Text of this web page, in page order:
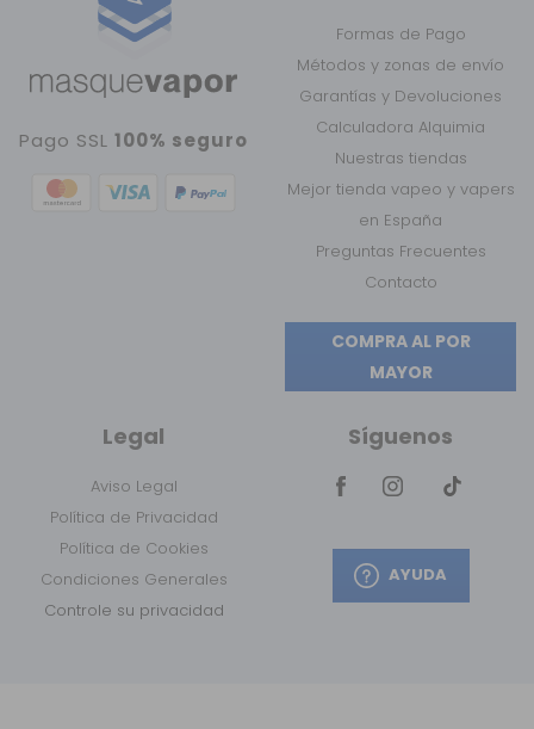
Pago SSL100% seguro
Formas de Pago
Métodos y zonas de envío
Garantías y Devoluciones
Calculadora Alquimia
Nuestras tiendas
Mejor tienda vapeo y vapers
en España
Preguntas Frecuentes
Contacto
COMPRA AL POR
MAYOR
Legal
Aviso Legal
Política de Privacidad
Política de Cookies
Condiciones Generales
Controle su privacidad
Síguenos
AYUDA